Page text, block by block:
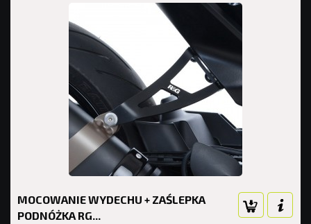
MOCOWANIE WYDECHU + ZAŚLEPKA
PODNÓŻKA RG...